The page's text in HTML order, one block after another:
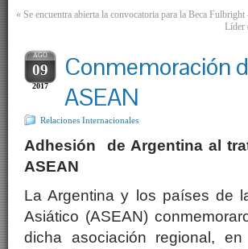
« Se encuentra abierta la convocatoria para la Beca
Líder
AGO
09
2017
Conmemoración
ASEAN
Relaciones Internacionales
Adhesión de Argentina al
ASEAN
La Argentina y los países de
Asiático (ASEAN)
dicha asociación regional,